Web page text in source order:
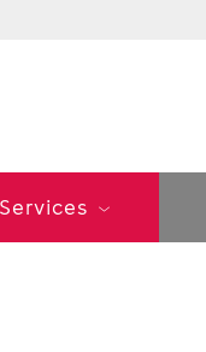
Services